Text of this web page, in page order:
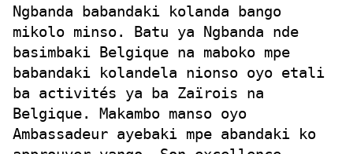
Ngbanda babandaki kolanda bango
mikolo minso. Batu ya Ngbanda nde
basimbaki Belgique na maboko mpe
babandaki kolandela nionso oyo etali
ba activités ya ba Zaïrois na
Belgique. Makambo manso oyo
Ambassadeur ayebaki mpe abandaki ko